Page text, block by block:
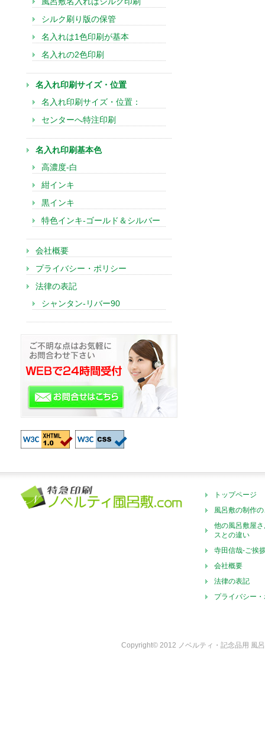
シルク刷り版の保管
名入れは1色印刷が基本
名入れの2色印刷
名入れ印刷サイズ・位置
名入れ印刷サイズ・位置：
センターへ特注印刷
名入れ印刷基本色
高濃度-白
紺インキ
黒インキ
特色インキ-ゴールド＆シルバー
会社概要
プライバシー・ポリシー
法律の表記
シャンタン-リバー90
トップページ
風呂敷の制作
他の風呂敷屋
スとの違い
寺田信哉-ご挨
会社概要
法律の表記
プライバシー
Copyright© 2012 ノベルティ・記念品用 風